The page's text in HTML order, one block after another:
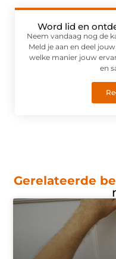
Word lid en
Neem vandaag nog de
Meld je aan en deel
welke manier jouw
en
Gerelateerde